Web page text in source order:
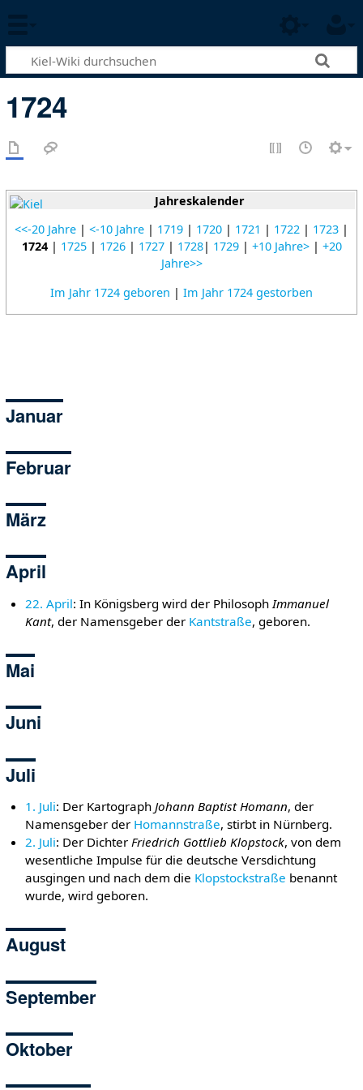
1724
Jahreskalender
<<-20 Jahre | <-10 Jahre | 1719 | 1720 | 1721 | 1722 | 1723 |
1724| 1725| 1726| 1727| 1728| 1729| +10 Jahre>| +20
Jahre>>
Im Jahr 1724 geboren | Im Jahr 1724 gestorben
Januar
Februar
März
April
22. April: In Königsberg wird der PhilosophImmanuel
Kant, der Namensgeber der Kantstraße, geboren.
Mai
Juni
Juli
1. Juli: Der KartographJohann Baptist Homann, der
Namensgeber der Homannstraße, stirbt in Nürnberg.
2. Juli: Der DichterFriedrich Gottlieb Klopstock, von dem
wesentliche Impulse für die deutsche Versdichtung
ausgingen und nach dem die Klopstockstraße benannt
wurde, wird geboren.
August
September
Oktober